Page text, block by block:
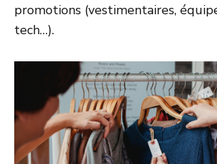
promotions (vestimentaires,
tech…).